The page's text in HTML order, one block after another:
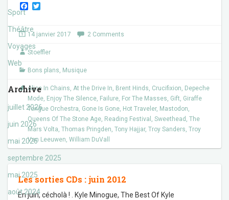
Sport
Théâtre
Voyages
Web
Archive
juillet 2026
juin 2026
mai 2026
septembre 2025
mai 2025
août 2024
F
e
b
o
o
t
r
14 janvier 2017 2 Comments
Stoeffler
Bons plans, Musique
Alice In Chains, At the Drive In, Brent Hinds, Crucifixion, Depeche
Mode, Enjoy The Silence, Failure, For The Masses, Gift, Giraffe
Tongue Orchestra, Gone Is Gone, Hot Traveler, Mastodon,
Queens Of The Stone Age, Reading Festival , Sweethead , The
Mars Volta, Thomas Pringden, Tony Hajjar, Troy Sanders, Troy
Van Leeuwen, William DuVall
Les sorties CDs : juin 2012
En juin, cécholà ! . Kyle Minogue, The Best Of Kyle